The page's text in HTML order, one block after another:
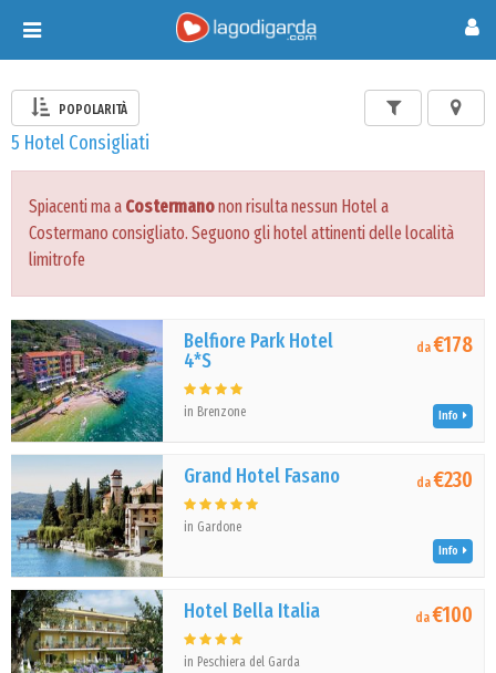
Toggle
navigation
POPOLARITÀ
5 Hotel Consigliati
Spiacenti ma a Costermanonon risulta nessun Hotel a
Costermano consigliato. Seguono gli hotel attinenti delle località
limitrofe
Belfiore Park Hotel
4*S
in Brenzone
da€178
Info
Grand Hotel Fasano
in Gardone
da€230
Info
Hotel Bella Italia
in Peschiera del Garda
da€100